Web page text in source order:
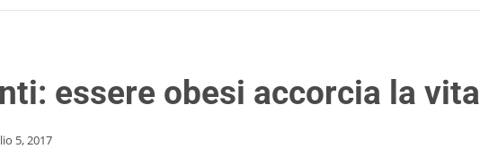
essere obesi accorcia la vita
5, 2017